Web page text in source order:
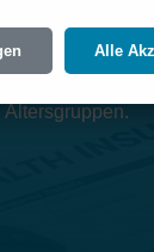
der
Altersgruppen.
Alle